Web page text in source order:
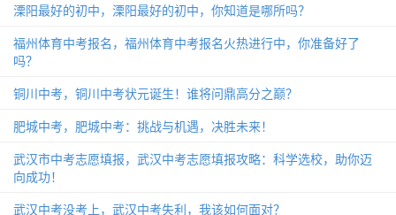
溧阳最好的初中，溧阳最好的初中，你知道是哪所吗？
福州体育中考报名，福州体育中考报名火热进行中，你准备好了
吗？
铜川中考，铜川中考状元诞生！谁将问鼎高分之巅？
肥城中考，肥城中考：挑战与机遇，决胜未来！
武汉市中考志愿填报，武汉中考志愿填报攻略：科学选校，助你迈
向成功！
武汉中考没考上，武汉中考失利，我该如何面对？